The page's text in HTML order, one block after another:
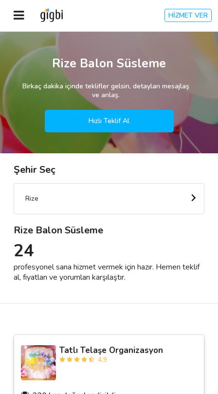
HİZMET VER
Anasayfa
Giriş Yap
Kategoriler
🎈 Biz Kimiz?
🌟 Müşteri Değerlendirmeleri
Destek
İletişim
Rize Balon Süsleme
Birkaç dakika içinde teklifler gelsin, detayları mesajlaş
ve anlaş.
Hızlı Teklif Al
Şehir Seç
Rize
Rize Balon Süsleme
24
profesyonel sana hizmet vermek için hazır. Hemen teklif
al, fiyatları ve yorumları karşılaştır.
Tatlı Telaşe Organizasyon
4.9